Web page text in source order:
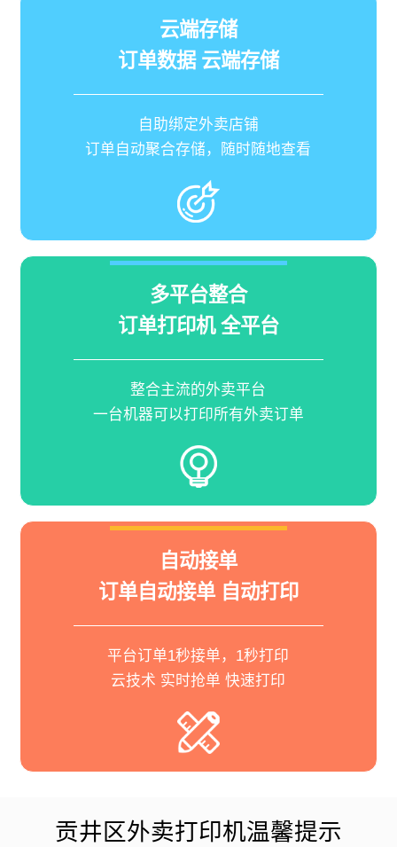
云端存储
订单数据 云端存储
自助绑定外卖店铺
订单自动聚合存储，随时随地查看
多平台整合
订单打印机 全平台
整合主流的外卖平台
一台机器可以打印所有外卖订单
自动接单
订单自动接单 自动打印
平台订单1秒接单，1秒打印
云技术 实时抢单 快速打印
贡井区外卖打印机温馨提示